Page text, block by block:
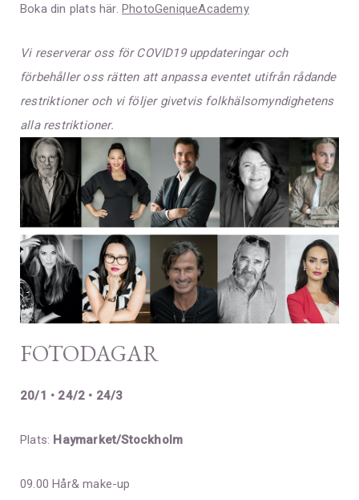
Boka din plats här. PhotoGeniqueAcademy
Vi reserverar oss för COVID19 uppdateringar och
förbehåller oss rätten att anpassa eventet utifrån rådande
restriktioner och vi följer givetvis folkhälsomyndighetens
alla restriktioner.
FOTODAGAR​
20/1 • 24/2 • 24/3
​Plats: Haymarket/Stockholm
09.00 Hår& make-up